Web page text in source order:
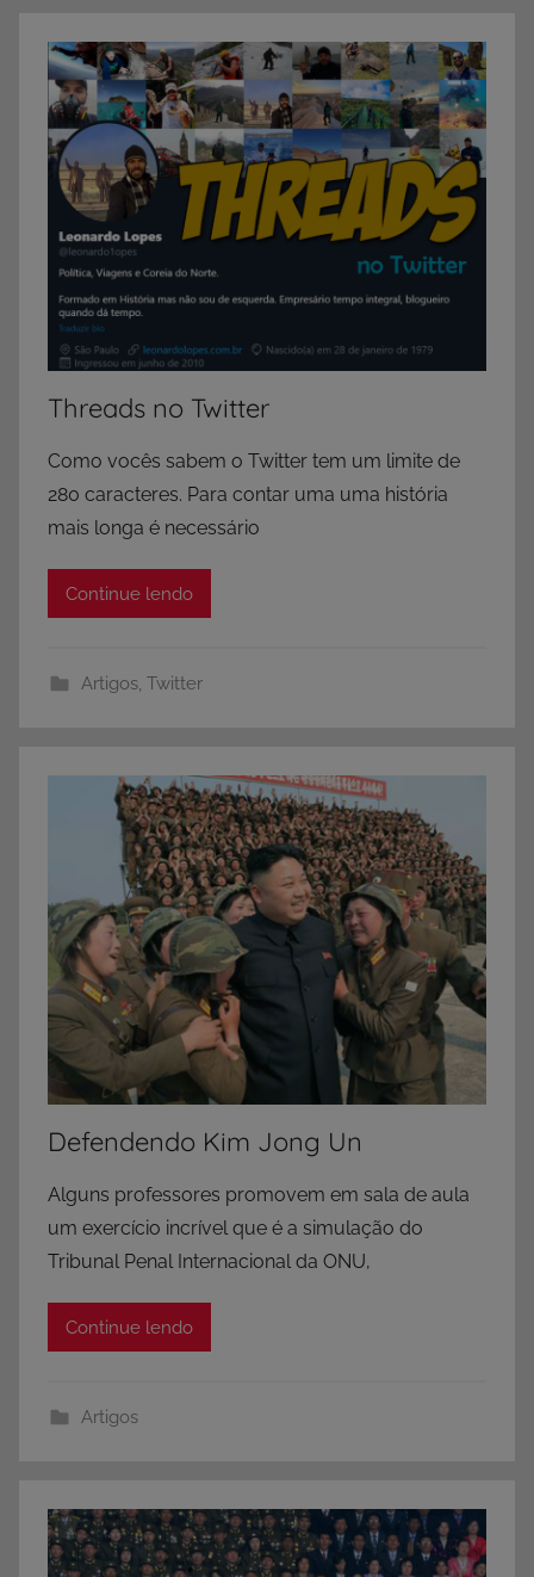
Threads no Twitter
Como vocês sabem o Twitter tem um limite de
280 caracteres. Para contar uma uma história
mais longa é necessário
Continue lendo
Artigos, Twitter
Defendendo Kim Jong Un
Alguns professores promovem em sala de aula
um exercício incrível que é a simulação do
Tribunal Penal Internacional da ONU,
Continue lendo
Artigos